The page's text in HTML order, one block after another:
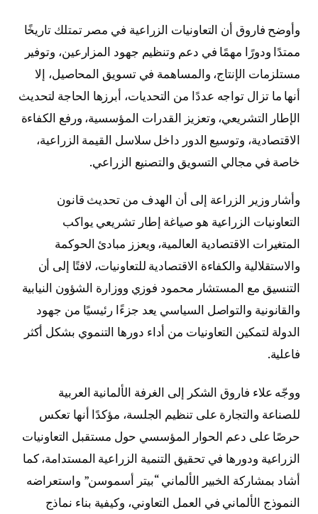
وأوضح فاروق أن التعاونيات الزراعية في مصر تمتلك تاريخًا
ممتدًا ودورًا مهمًا في دعم وتنظيم جهود المزارعين، وتوفير
مستلزمات الإنتاج، والمساهمة في تسويق المحاصيل، إلا
أنها ما تزال تواجه عددًا من التحديات، أبرزها الحاجة لتحديث
الإطار التشريعي، وتعزيز القدرات المؤسسية، ورفع الكفاءة
الاقتصادية، وتوسيع الدور داخل سلاسل القيمة الزراعية،
خاصة في مجالي التسويق والتصنيع الزراعي.
وأشار وزير الزراعة إلى أن الهدف من تحديث قانون
التعاونيات الزراعية هو صياغة إطار تشريعي يواكب
المتغيرات الاقتصادية العالمية، ويعزز مبادئ الحوكمة
والاستقلالية والكفاءة الاقتصادية للتعاونيات، لافتًا إلى أن
التنسيق مع المستشار محمود فوزي ووزارة الشؤون النيابية
والقانونية والتواصل السياسي يعد جزءًا رئيسيًا من جهود
الدولة لتمكين التعاونيات من أداء دورها التنموي بشكل أكثر
فاعلية.
ووجّه علاء فاروق الشكر إلى الغرفة الألمانية العربية
للصناعة والتجارة على تنظيم الجلسة، مؤكدًا أنها تعكس
حرصًا على دعم الحوار المؤسسي حول مستقبل التعاونيات
الزراعية ودورها في تحقيق التنمية الزراعية المستدامة، كما
أشاد بمشاركة الخبير الألماني “بيتر أسموسن” واستعراضه
النموذج الألماني في العمل التعاوني، وكيفية بناء نماذج